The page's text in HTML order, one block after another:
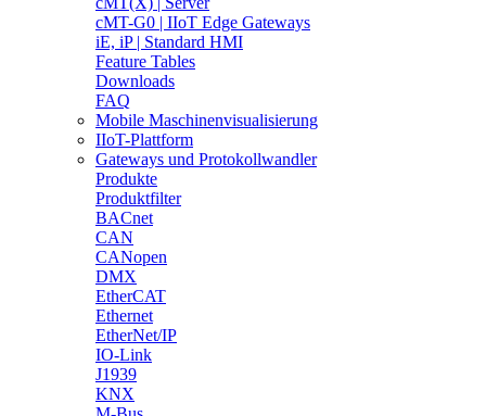
cMT-G0 | IIoT Edge Gateways
iE, iP | Standard HMI
Feature Tables
Downloads
FAQ
Mobile Maschinenvisualisierung
IIoT-Plattform
Gateways und Protokollwandler
Produkte
Produktfilter
BACnet
CAN
CANopen
DMX
EtherCAT
Ethernet
EtherNet/IP
IO-Link
J1939
KNX